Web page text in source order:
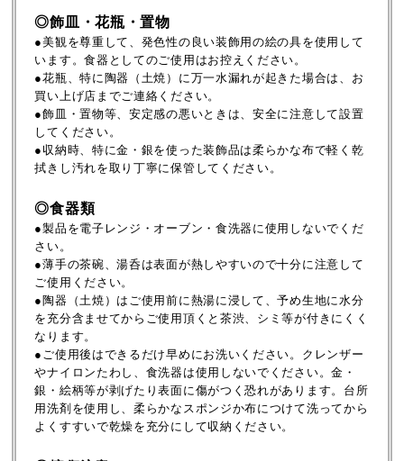
◎飾皿・花瓶・置物
●美観を尊重して、発色性の良い装飾用の絵の具を使用して
います。食器としてのご使用はお控えください。
●花瓶、特に陶器（土焼）に万一水漏れが起きた場合は、お
買い上げ店までご連絡ください。
●飾皿・置物等、安定感の悪いときは、安全に注意して設置
してください。
●収納時、特に金・銀を使った装飾品は柔らかな布で軽く乾
拭きし汚れを取り丁寧に保管してください。
◎食器類
●製品を電子レンジ・オーブン・食洗器に使用しないでくだ
さい。
●薄手の茶碗、湯呑は表面が熱しやすいので十分に注意して
ご使用ください。
●陶器（土焼）はご使用前に熱湯に浸して、予め生地に水分
を充分含ませてからご使用頂くと茶渋、シミ等が付きにくく
なります。
●ご使用後はできるだけ早めにお洗いください。クレンザー
やナイロンたわし、食洗器は使用しないでください。金・
銀・絵柄等が剥げたり表面に傷がつく恐れがあります。台所
用洗剤を使用し、柔らかなスポンジか布につけて洗ってから
よくすすいで乾燥を充分にして収納ください。